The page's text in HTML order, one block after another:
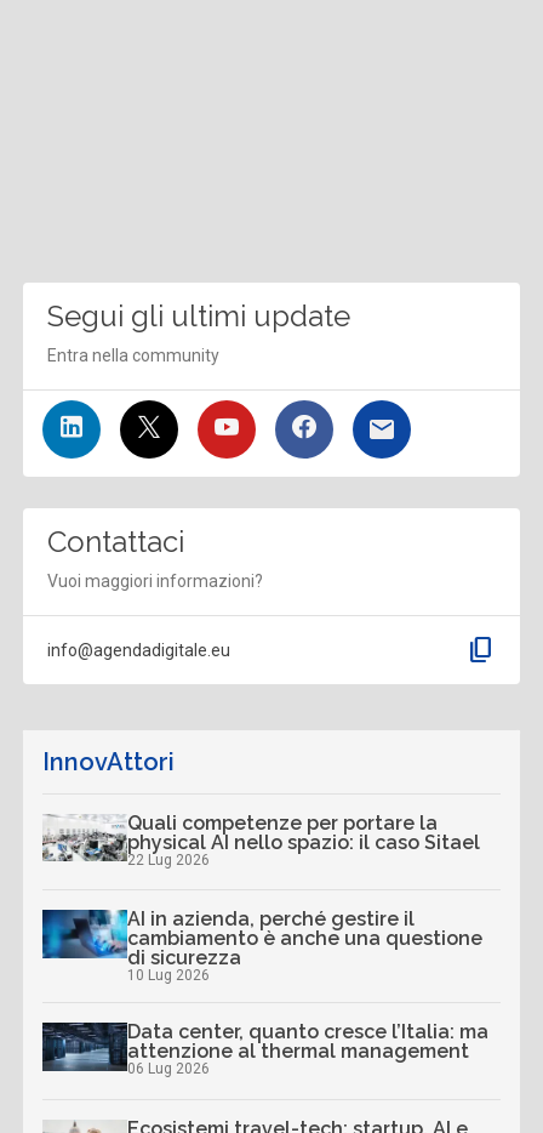
Segui gli ultimi update
Entra nella community
Contattaci
Vuoi maggiori informazioni?
info@agendadigitale.eu content_copy
InnovAttori
Quali competenze per portare la
physical AI nello spazio: il caso Sitael
22 Lug 2026
AI in azienda, perché gestire il
cambiamento è anche una questione
di sicurezza
10 Lug 2026
Data center, quanto cresce l’Italia: ma
attenzione al thermal management
06 Lug 2026